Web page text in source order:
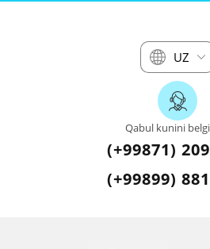
UZ
Qabul kunini
(+99871)
(+99899)